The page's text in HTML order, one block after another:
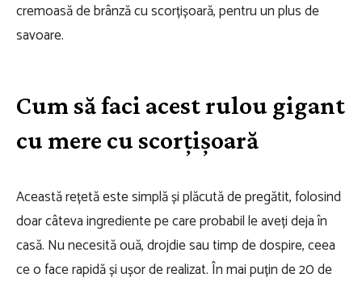
cremoasă de brânză cu scorțișoară, pentru un plus de
savoare.
Cum să faci acest rulou gigant
cu mere cu scorțișoară
Această rețetă este simplă și plăcută de pregătit, folosind
doar câteva ingrediente pe care probabil le aveți deja în
casă. Nu necesită ouă, drojdie sau timp de dospire, ceea
ce o face rapidă și ușor de realizat. În mai puțin de 20 de